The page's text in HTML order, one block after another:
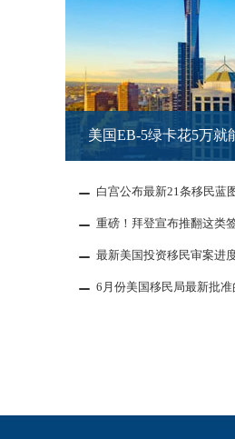
美国移民排期到了，
白宫公布最新21条移民蓝
重磅！拜登宣布推翻这类
最新美国投资移民审案进
6月份美国移民局最新批